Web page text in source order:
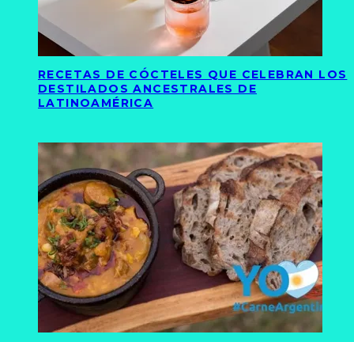
RECETAS DE CÓCTELES QUE CELEBRAN LOS
DESTILADOS ANCESTRALES DE
LATINOAMÉRICA